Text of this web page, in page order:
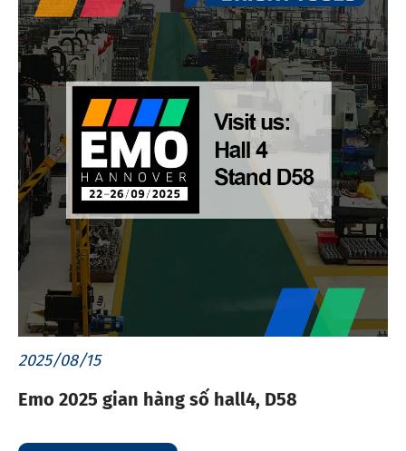
2025/08/15
Emo 2025 gian hàng số hall4, D58